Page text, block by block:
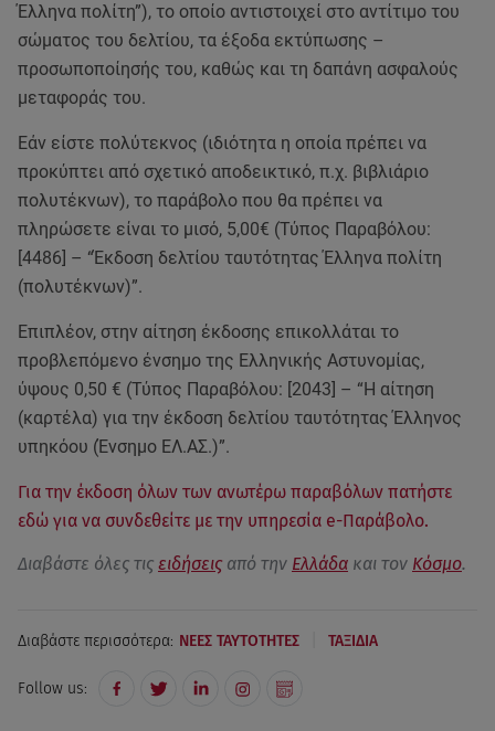
Έλληνα πολίτη”), το οποίο αντιστοιχεί στο αντίτιμο του
σώματος του δελτίου, τα έξοδα εκτύπωσης –
προσωποποίησής του, καθώς και τη δαπάνη ασφαλούς
μεταφοράς του.
Εάν είστε πολύτεκνος (ιδιότητα η οποία πρέπει να
προκύπτει από σχετικό αποδεικτικό, π.χ. βιβλιάριο
πολυτέκνων), το παράβολο που θα πρέπει να
πληρώσετε είναι το μισό, 5,00€ (Τύπος Παραβόλου:
[4486] – “Έκδοση δελτίου ταυτότητας Έλληνα πολίτη
(πολυτέκνων)”.
Επιπλέον, στην αίτηση έκδοσης επικολλάται το
προβλεπόμενο ένσημο της Ελληνικής Αστυνομίας,
ύψους 0,50 € (Τύπος Παραβόλου: [2043] – “Η αίτηση
(καρτέλα) για την έκδοση δελτίου ταυτότητας Έλληνος
υπηκόου (Ένσημο ΕΛ.ΑΣ.)”.
Για την έκδοση όλων των ανωτέρω παραβόλων πατήστε
εδώ για να συνδεθείτε με την υπηρεσία e-Παράβολο.
Διαβάστε όλες τις ειδήσεις από την Ελλάδα και τον Κόσμο.
Διαβάστε περισσότερα: ΝΕΕΣ ΤΑΥΤΟΤΗΤΕΣ ΤΑΞΙΔΙΑ
Follow us: